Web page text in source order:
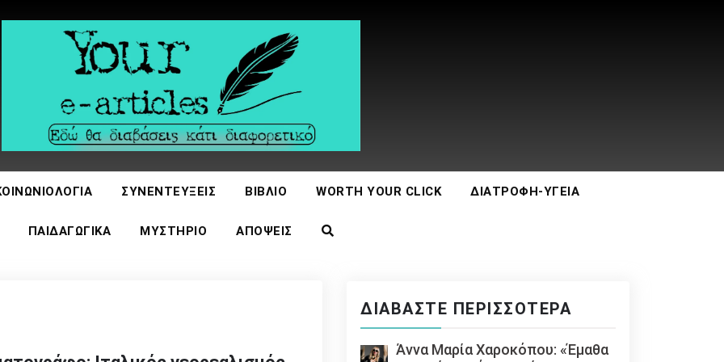
ΣΥΝΕΝΤΕΎΞΕΙΣ ΒΙΒΛΊΟ WORTH YOUR CLICK ΔΙΑΤΡΟΦΉ-ΥΓΕΊΑ
ΠΑΙΔΑΓΩΓΙΚΆ ΜΥΣΤΉΡΙΟ ΑΠΌΨΕΙΣ
ΔΙΑΒΆΣΤΕ ΠΕΡΙΣΣΌΤΕΡΑ
Άννα Μαρία Χαροκόπου: «Έμαθα